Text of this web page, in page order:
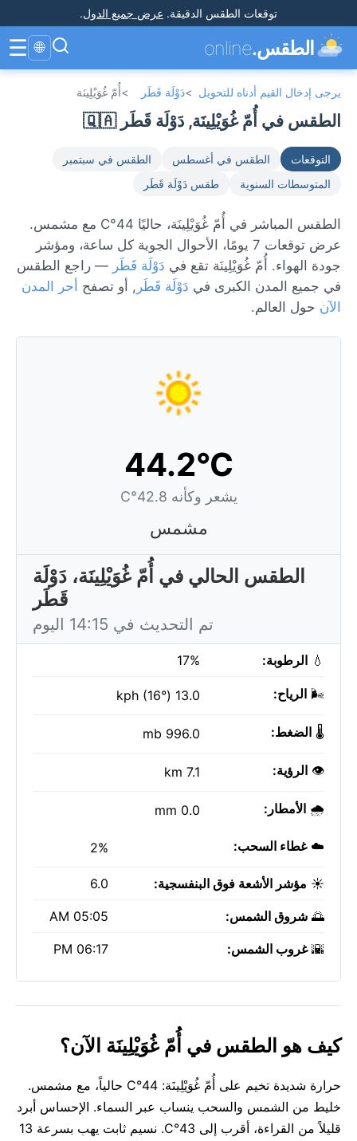
توقعات الطقس الدقيقة. عرض جميع الدول.
الطقس.online
🌐
☰
يرجى إدخال القيم أدناه للتحويل >دَوْلَة قَطَر >أُمّ غُوَيْلِينَة
الطقس في أُمّ غُوَيْلِينَة, دَوْلَة قَطَر 🇶🇦
التوقعات الطقس في أغسطس
الطقس في سبتمبر
المتوسطات السنوية
طقس دَوْلَة قَطَر
الطقس المباشر في أُمّ غُوَيْلِينَة، حاليًا 44°C مع مشمس.
عرض توقعات 7 يومًا، الأحوال الجوية كل ساعة، ومؤشر
جودة الهواء. أُمّ غُوَيْلِينَة تقع في دَوْلَة قَطَر — راجع الطقس
في جميع المدن الكبرى في دَوْلَة قَطَر , أو تصفح أحر المدن
الآن حول العالم.
44.2°C
يشعر وكأنه 42.8°C
مشمس
الطقس الحالي في أُمّ غُوَيْلِينَة، دَوْلَة
قَطَر
تم التحديث في 14:15 اليوم
💧 الرطوبة: 17%
🌬️ الرياح: 13.0 kph (16°)
🌡️ الضغط: 996.0 mb
👁️ الرؤية: 7.1 km
🌧️ الأمطار: 0.0 mm
☁️غطاء السحب: 2%
☀️ مؤشر الأشعة فوق البنفسجية: 6.0
🌅 شروق الشمس: 05:05 AM
🌇غروب الشمس: 06:17 PM
كيف هو الطقس في أُمّ غُوَيْلِينَة الآن؟
حرارة شديدة تخيم على أُمّ غُوَيْلِينَة: 44°C حالياً، مع مشمس.
خليط من الشمس والسحب ينساب عبر السماء. الإحساس أبرد
قليلاً من القراءة، أقرب إلى 43°C. نسيم ثابت يهب بسرعة 13